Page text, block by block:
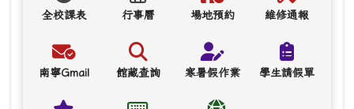
全校課表 行事曆 場地預約 維修通報
南寧Gmail 館藏查詢 寒暑假作業 學生請假單